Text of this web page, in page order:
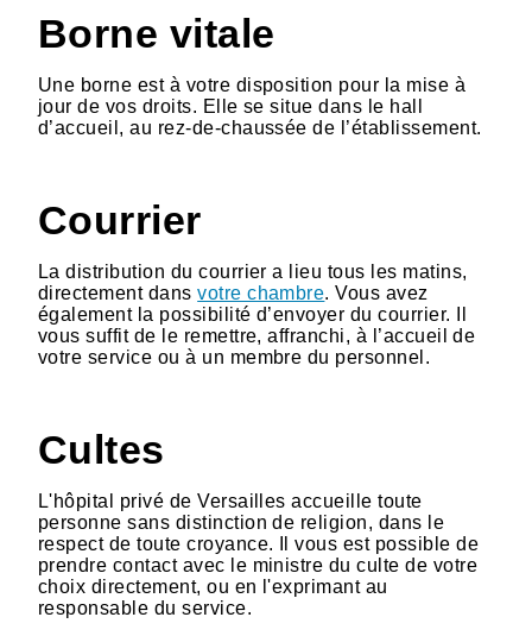
Borne vitale
Une borne est à votre disposition pour la mise à
jour de vos droits. Elle se situe dans le hall
d’accueil, au rez-de-chaussée de l’établissement.
Courrier
La distribution du courrier a lieu tous les matins,
directement dansvotre chambre. Vous avez
également la possibilité d’envoyer du courrier. Il
vous suffit de le remettre, affranchi, à l’accueil de
votre service ou à un membre du personnel.
Cultes
L'hôpital privé de Versailles accueille toute
personne sans distinction de religion, dans le
respect de toute croyance. Il vous est possible de
prendre contact avec le ministre du culte de votre
choix directement, ou en l'exprimant au
responsable du service.